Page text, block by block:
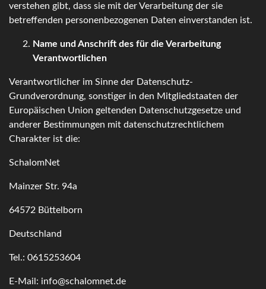
verstehen gibt, dass sie mit der Verarbeitung der sie
betreffenden personenbezogenen Daten einverstanden ist.
Name und Anschrift des für die Verarbeitung
Verantwortlichen
Verantwortlicher im Sinne der Datenschutz-
Grundverordnung, sonstiger in den Mitgliedstaaten der
Europäischen Union geltenden Datenschutzgesetze und
anderer Bestimmungen mit datenschutzrechtlichem
Charakter ist die:
SchalomNet
Mainzer Str. 94a
64572 Büttelborn
Deutschland
Tel.: 0615253604
E-Mail: info@schalomnet.de